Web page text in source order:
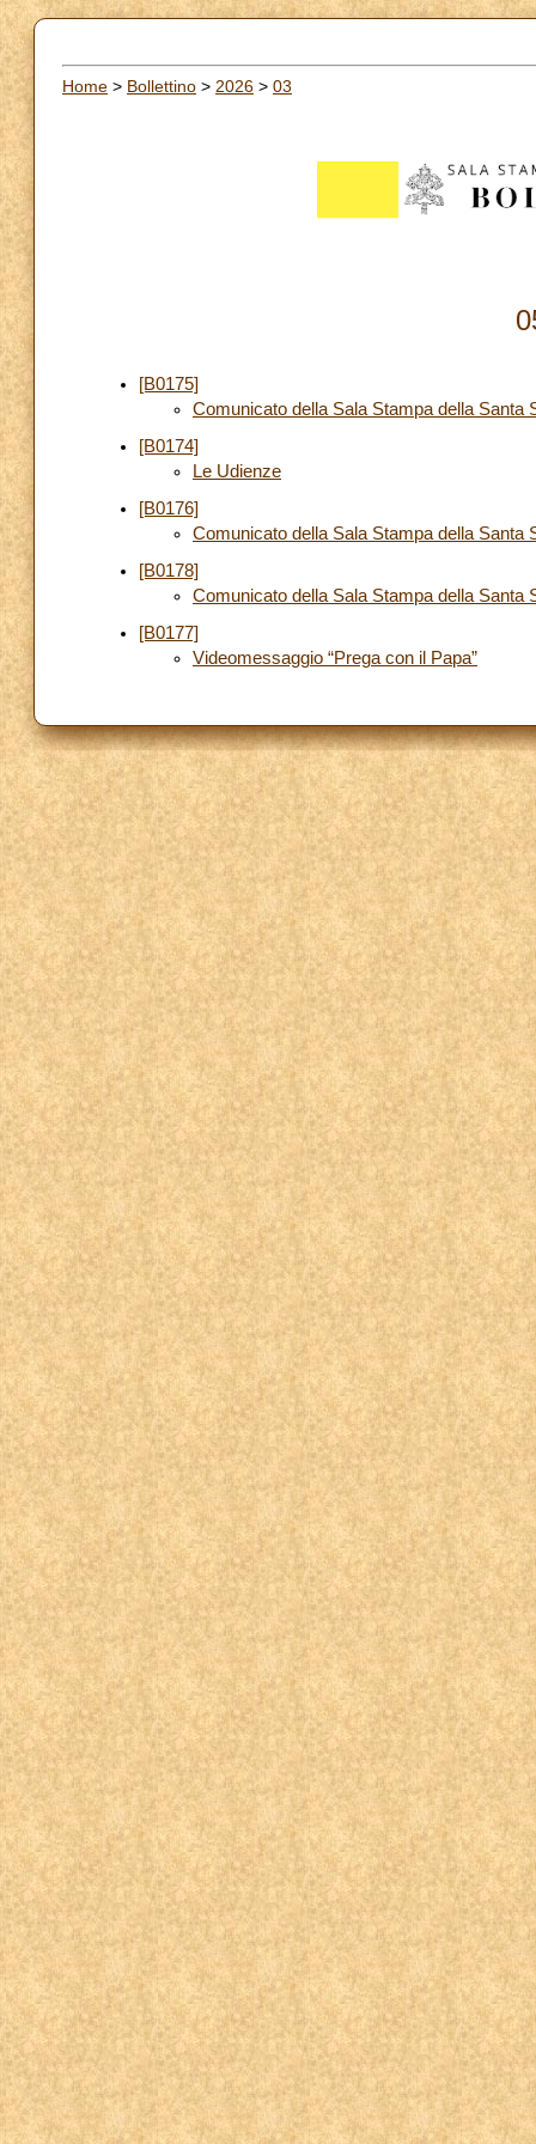
Home > Bollettino > 2026 > 03
[B0175]
Comunicato della Sala Stampa della Santa
[B0174]
Le Udienze
[B0176]
Comunicato della Sala Stampa della Santa
[B0178]
Comunicato della Sala Stampa della Santa
[B0177]
Videomessaggio “Prega con il Papa”